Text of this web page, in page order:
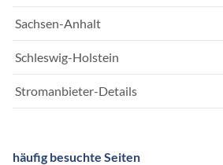
Sachsen-Anhalt
Schleswig-Holstein
Stromanbieter-Details
häufig besuchte Seiten